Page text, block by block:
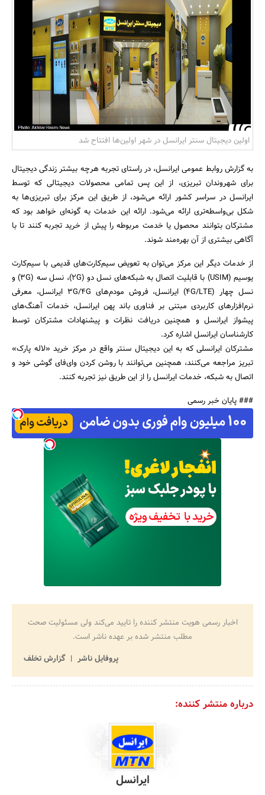
بانک، بیمه و سرمایه
مسکن و ساختمان
اولین دیجیتال سنتر ایرانسل در شهر اولین‌ها افتتاح شد
به گزارش روابط عمومی ایرانسل، در راستای تجربه هرچه بیشتر زندگی دیجیتال
برای شهروندان تبریزی، از این پس تمامی محصولات دیجیتالی که توسط
ایرانسل در سراسر کشور ارائه می‌شود، از طریق این مرکز برای تبریزی‌ها به
شکل بی‌واسطه‌تری ارائه می‌شود. ارائه این خدمات به گونه‌‌ای خواهد بود که
مشترکان بتوانند محصول یا خدمت مربوطه را پیش از خرید تجربه کنند تا با
آگاهی بیشتری از آن بهره‌مند شوند.
از خدمات دیگر این مرکز می‌توان به تعویض سیم‌کارت‌های قدیمی با سیم‌کارت
یوسیم (USIM) با قابلیت اتصال به شبکه‌های نسل دو (2G)، نسل سه (3G) و
نسل چهار (4G/LTE) ایرانسل، فروش مودم‌های 3G/4G ایرانسل، معرفی
نرم‌افزارهای کاربردی مبتنی بر فناوری باند پهن ایرانسل، خدمات آهنگ‌های
پیشواز ایرانسل و همچنین دریافت نظرات و پیشنهادات مشترکان توسط
کارشناسان ایرانسل اشاره کرد.
مشترکان ایرانسلی که به این دیجیتال سنتر واقع در مرکز خرید «لاله پارک»
تبریز مراجعه می‌کنند، همچنین می‌توانند با روشن کردن وای‌فای گوشی خود و
اتصال به شبکه، خدمات ایرانسل را از این طریق نیز تجربه کنند.
### پایان خبر رسمی
اخبار رسمی هویت منتشر کننده را تایید می‌کند ولی مسئولیت صحت
مطلب منتشر شده بر عهده ناشر است.
پروفایل ناشر
گزارش تخلف
درباره منتشر کننده:
ایرانسل